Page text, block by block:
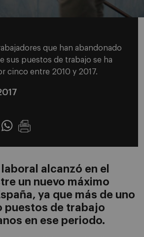
que han abandonado
sus puestos de trabajo se ha
cinco entre 2010 y 2017.
Whatsapp
alcanzó en el
un nuevo máximo
ya que más de uno
puestos de trabajo
en ese periodo.